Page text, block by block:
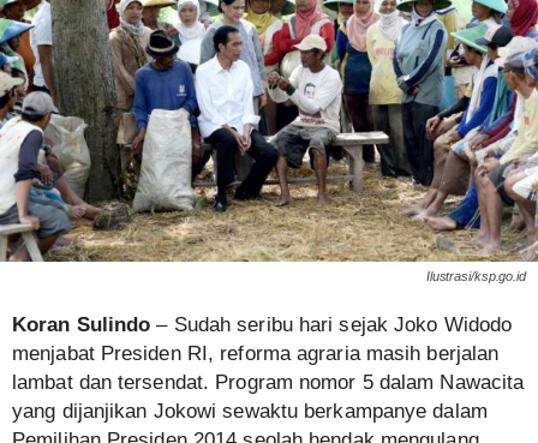
Ilustrasi/ksp.go.id
Koran Sulindo – Sudah seribu hari sejak Joko Widodo
menjabat Presiden RI, reforma agraria masih berjalan
lambat dan tersendat. Program nomor 5 dalam Nawacita
yang dijanjikan Jokowi sewaktu berkampanye dalam